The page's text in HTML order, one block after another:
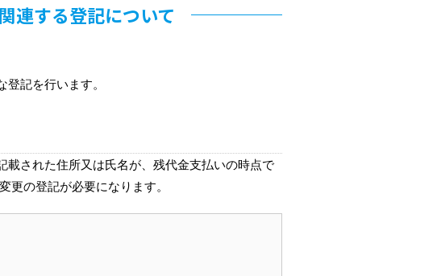
連する登記について
記を行います。
された住所又は氏名が、残代金支払いの時点で
更の登記が必要になります。